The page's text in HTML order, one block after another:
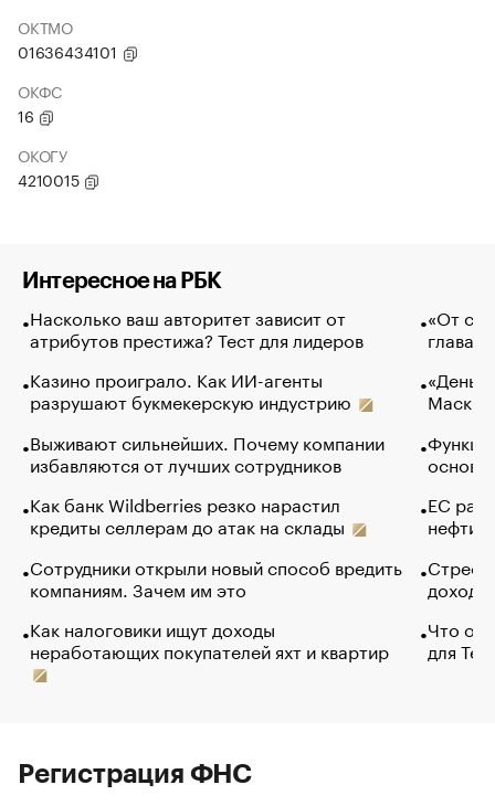
ОКТМО
01636434101
ОКФС
16
ОКОГУ
4210015
Интересное на РБК
Насколько ваш авторитет зависит от
атрибутов престижа? Тест для лидеров
Казино проиграло. Как ИИ-агенты
разрушают букмекерскую индустрию
Выживают сильнейших. Почему компании
избавляются от лучших сотрудников
Как банк Wildberries резко нарастил
кредиты селлерам до атак на склады
Сотрудники открыли новый способ вредить
компаниям. Зачем им это
Как налоговики ищут доходы
неработающих покупателей яхт и квартир
«От
глава
Маск в
основ
ЕС
нефти
Что
для
Регистрация ФНС